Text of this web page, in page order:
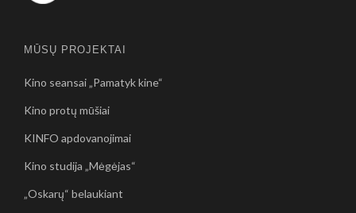
MŪSŲ PROJEKTAI
Kino seansai „Pamatyk kine“
Kino protų mūšiai
KINFO apdovanojimai
Kino studija „Mėgėjas“
„Oskarų“ belaukiant